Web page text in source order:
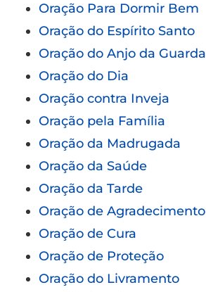
Oração Para Dormir Bem
Oração do Espírito Santo
Oração do Anjo da Guarda
Oração do Dia
Oração contra Inveja
Oração pela Família
Oração da Madrugada
Oração da Saúde
Oração da Tarde
Oração de Agradecimento
Oração de Cura
Oração de Proteção
Oração do Livramento